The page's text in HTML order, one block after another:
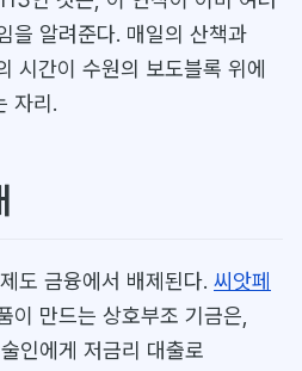
을 알려준다. 매일의 산책과
시간이 수원의 보도블록 위에
자리.
도 금융에서 배제된다. 씨앗페
이 만드는 상호부조 기금은,
인에게 저금리 대출로